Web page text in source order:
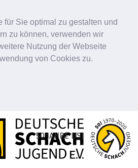
für Sie optimal zu gestalten und
zu können, verwenden wir
Nutzung der Webseite
von Cookies zu.
50 JAHRE DSJ